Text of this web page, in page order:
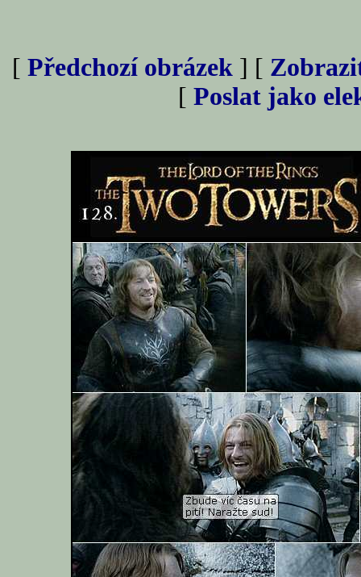
[ Předchozí obrázek ] [
[ Poslat jako